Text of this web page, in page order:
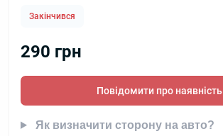
Закінчився
290 грн
Повідомити про наявність
Як визначити сторону на авто?